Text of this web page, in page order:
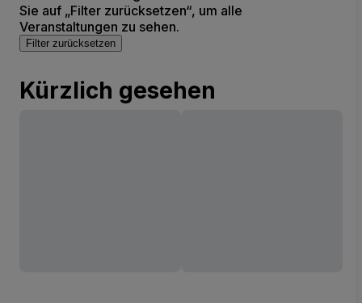
Sie auf „Filter zurücksetzen“, um alle
Veranstaltungen zu sehen.
Filter zurücksetzen
Kürzlich gesehen